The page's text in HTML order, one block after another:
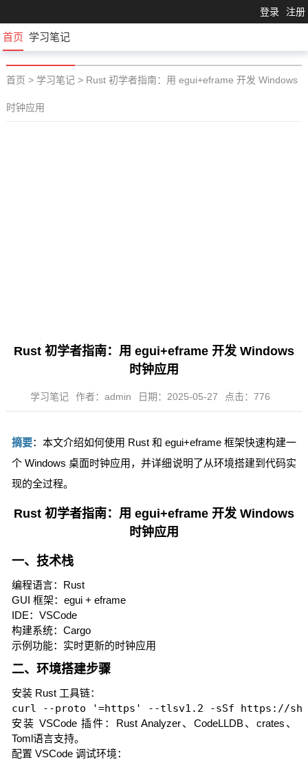
登录 注册
首页 学习笔记
首页 > 学习笔记 > Rust 初学者指南：用 egui+eframe 开发 Windows
时钟应用
Rust 初学者指南：用 egui+eframe 开发 Windows
时钟应用
学习笔记 作者：admin 日期：2025-05-27 点击：776
摘要：本文介绍如何使用 Rust 和 egui+eframe 框架快速构建一
个 Windows 桌面时钟应用，并详细说明了从环境搭建到代码实
现的全过程。
Rust 初学者指南：用 egui+eframe 开发 Windows
时钟应用
一、技术栈
编程语言：Rust
GUI 框架：egui + eframe
IDE：VSCode
构建系统：Cargo
示例功能：实时更新的时钟应用
二、环境搭建步骤
安装 Rust 工具链：
curl --proto '=https' --tlsv1.2 -sSf https://
安装 VSCode 插件：Rust Analyzer、CodeLLDB、crates、
Toml语言支持。
配置 VSCode 调试环境：